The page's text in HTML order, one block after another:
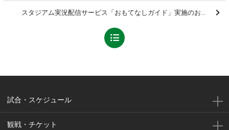
スタジアム実況配信サービス「おもてなしガイド」実施のお知らせ
試合・スケジュール
観戦・チケット